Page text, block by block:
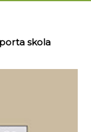
skola